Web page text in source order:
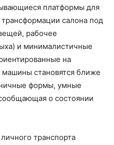
платформы для
салона под
рабочее
и минималистичные
на
машины становятся ближе
формы, умные
о состоянии
транспорта